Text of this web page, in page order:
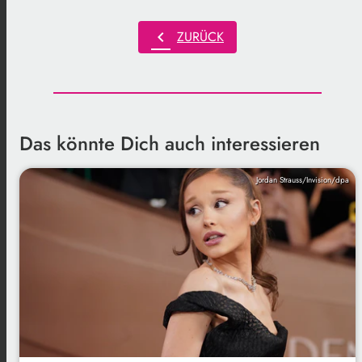
chevron_left ZURÜCK
Das könnte Dich auch interessieren
Jordan Strauss/Invision/dpa